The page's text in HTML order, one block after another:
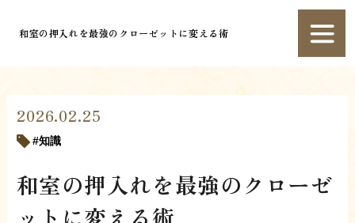
和室の押入れを最強のクローゼットに変える術
2026.02.25
知識
和室の押入れを最強のクローゼ
ットに変える術